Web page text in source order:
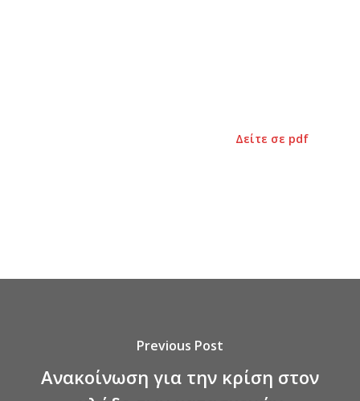
Δείτε σε pdf
Previous Post
Ανακοίνωση για την κρίση στον